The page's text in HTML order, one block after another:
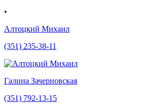
•
Алтоцкий Михаил
(351) 235-38-11
Галина Зачерновская
(351) 792-13-15